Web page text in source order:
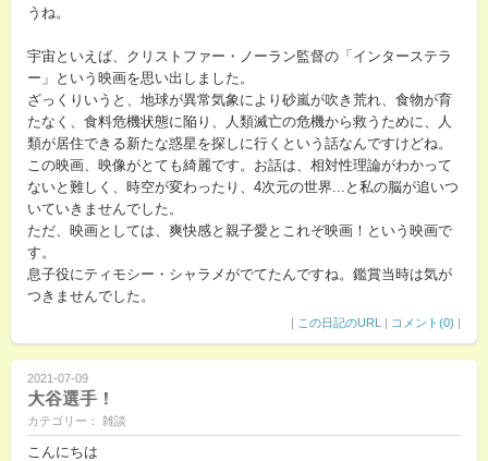
うね。
宇宙といえば、クリストファー・ノーラン監督の「インターステラ
ー」という映画を思い出しました。
ざっくりいうと、地球が異常気象により砂嵐が吹き荒れ、食物が育
たなく、食料危機状態に陥り、人類滅亡の危機から救うために、人
類が居住できる新たな惑星を探しに行くという話なんですけどね。
この映画、映像がとても綺麗です。お話は、相対性理論がわかって
ないと難しく、時空が変わったり、4次元の世界...と私の脳が追いつ
いていきませんでした。
ただ、映画としては、爽快感と親子愛とこれぞ映画！という映画で
す。
息子役にティモシー・シャラメがでてたんですね。鑑賞当時は気が
つきませんでした。
| この日記のURL | コメント(0) |
2021-07-09
大谷選手！
カテゴリー： 雑談
こんにちは